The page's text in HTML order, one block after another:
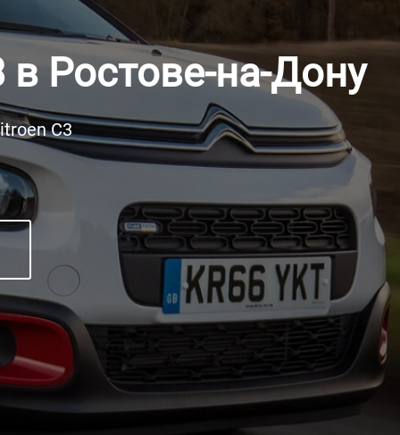
Ростове-на-Дону
C3